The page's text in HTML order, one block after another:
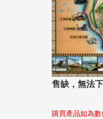
售缺，無法下
購買產品如為數